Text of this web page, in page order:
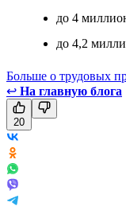
до 4
до 4,2
Больше о трудовых
↩ На главную блога
20